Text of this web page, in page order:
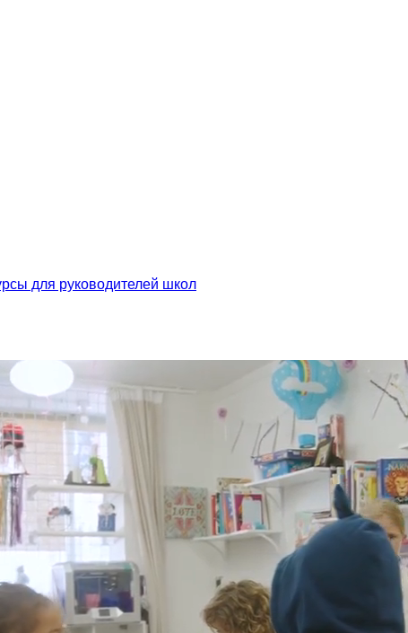
для руководителей школ